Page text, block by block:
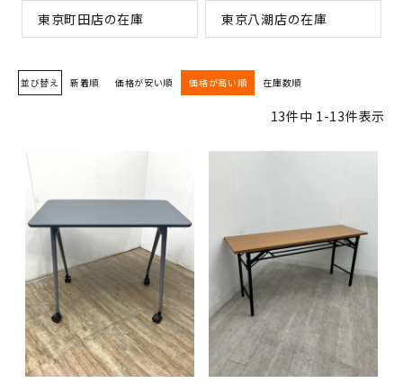
東京町田店の在庫 東京八潮店の在庫
並び替え 新着順 価格が安い順 価格が高い順 在庫数順
13件中 1-13件表示